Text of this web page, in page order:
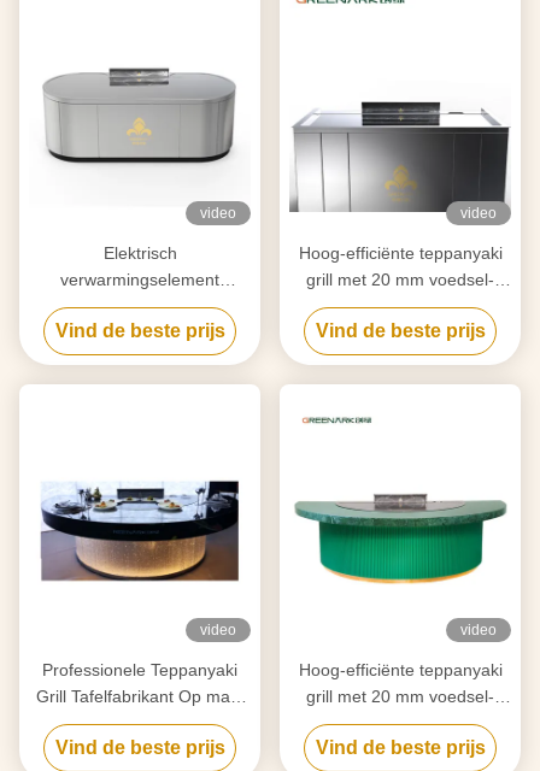
video
Elektrisch
verwarmingselement
teppanyaki grill tafel voor
zuivering op maat van uw
behoeften
Vind de beste prijs
video
Hoog-efficiënte teppanyaki
grill met 20 mm voedsel-
grade legering staal
countertop & slimme
verwarming
Vind de beste prijs
video
Professionele Teppanyaki
Grill Tafelfabrikant Op maat
gemaakt met gratis ontwerp
Betrouwbare Hibachi Grill
Vind de beste prijs
video
Hoog-efficiënte teppanyaki
grill met 20 mm voedsel-
grade legering staal
countertop & slimme
Vind de beste prijs